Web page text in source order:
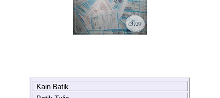
Kain Batik